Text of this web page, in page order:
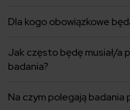
Dla kogo obowiązkowe
Jak często będę musiał/a
badania?
Na czym polegają badania